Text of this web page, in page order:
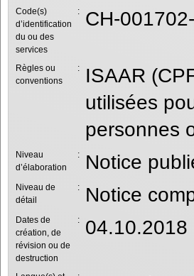
Code(s)
d’identification
du ou des
services
: CH-
Règles ou
conventions
:
ISAAR
utilisées
personnes
Niveau
d’élaboration
: Notice
Niveau de
détail
: Notice
Dates de
création, de
révision ou de
destruction
: 04.10.2018